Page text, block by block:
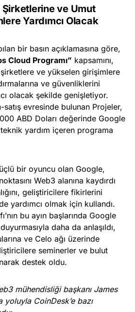
ve Umut
Yardımcı Olacak
bir basın açıklamasına göre,
Cloud Programı” kapsamını,
ve yükselen girişimlere
ve güvenliklerini
olacak şekilde genişletiyor.
satış evresinde bulunan Projeler,
ABD Doları değerinde Google
yardım içeren programa
bir oyuncu olan Google,
Web3 alanına kaydırdı
geliştiricilere fikirlerini
yardımcı olmak için kullandı.
bu ayın başlarında Google
daha da anlaşıldı,
ve Celo ağı üzerinde
seminerler ve bulut
destek oldu.
mühendisliği başkanı James
CoinDesk’e bazı